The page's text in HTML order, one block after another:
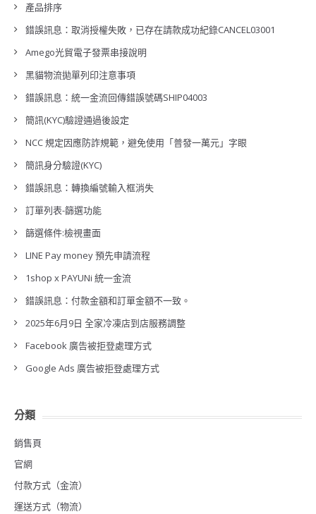
產品排序
錯誤訊息：取消授權失敗，已存在請款成功紀錄CANCEL03001
Amego光貿電子發票串接說明
黑貓物流拋單列印注意事項
錯誤訊息：統一金流回傳錯誤號碼SHIP04003
簡訊(KYC)驗證通過後設定
NCC 規定因應防詐規範，避免使用「普發一萬元」字眼
簡訊身分驗證(KYC)
錯誤訊息：轉換編號輸入框消失
訂單列表-篩選功能
篩選條件:檢視畫面
LINE Pay money 預先申請流程
1shop x PAYUNi 統一金流
錯誤訊息：付款金額和訂單金額不一致。
2025年6月9日 全家冷凍店到店服務調整
Facebook 廣告被拒登處理方式
Google Ads 廣告被拒登處理方式
分類
銷售頁
官網
付款方式（金流）
運送方式（物流）